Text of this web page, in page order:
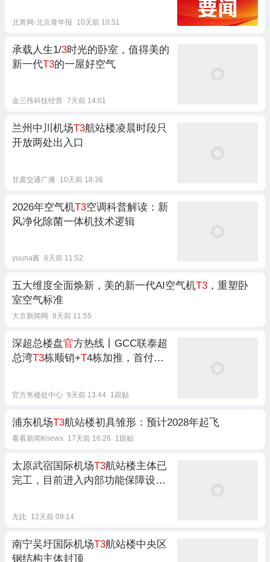
北青网-北京青年报 10天前 10:51
承载人生1/3时光的卧室，值得美的
新一代T3的一屋好空气
金三伟科技经营 7天前 14:01
兰州中川机场T3航站楼凌晨时段只
开放两处出入口
甘肃交通广播 10天前 18:36
2026年空气机T3空调科普解读：新
风净化除菌一体机技术逻辑
yuuna酱 8天前 11:52
五大维度全面焕新，美的新一代AI空气机T3 ，重塑卧
室空气标准
大京新闻网 8天前 11:55
深超总楼盘官方热线丨GCC联泰超
总湾T3栋顺销+T4栋加推，首付及
官方售楼处中心 9天前 13:44 1跟贴
浦东机场T3航站楼初具雏形：预计2028年起飞
看看新闻Knews 17天前 16:26 1跟贴
太原武宿国际机场T3航站楼主体已
完工，目前进入内部功能保障设施
无比 12天前 09:14
南宁吴圩国际机场T3航站楼中央区
钢结构主体封顶